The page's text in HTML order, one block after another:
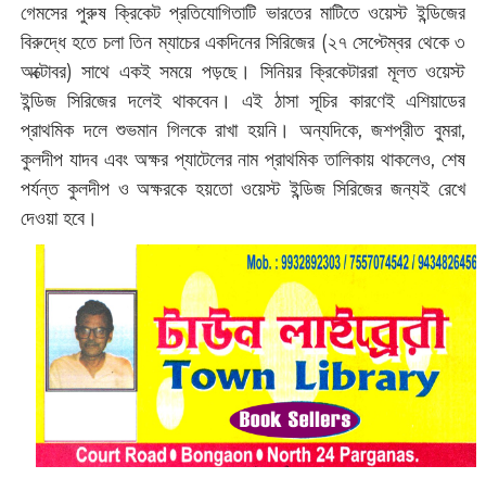
গেমসের পুরুষ ক্রিকেট প্রতিযোগিতাটি ভারতের মাটিতে ওয়েস্ট ইন্ডিজের
বিরুদ্ধে হতে চলা তিন ম্যাচের একদিনের সিরিজের (২৭ সেপ্টেম্বর থেকে ৩
অক্টোবর) সাথে একই সময়ে পড়ছে। সিনিয়র ক্রিকেটাররা মূলত ওয়েস্ট
ইন্ডিজ সিরিজের দলেই থাকবেন। এই ঠাসা সূচির কারণেই এশিয়াডের
প্রাথমিক দলে শুভমান গিলকে রাখা হয়নি। অন্যদিকে, জশপ্রীত বুমরা,
কুলদীপ যাদব এবং অক্ষর প্যাটেলের নাম প্রাথমিক তালিকায় থাকলেও, শেষ
পর্যন্ত কুলদীপ ও অক্ষরকে হয়তো ওয়েস্ট ইন্ডিজ সিরিজের জন্যই রেখে
দেওয়া হবে।